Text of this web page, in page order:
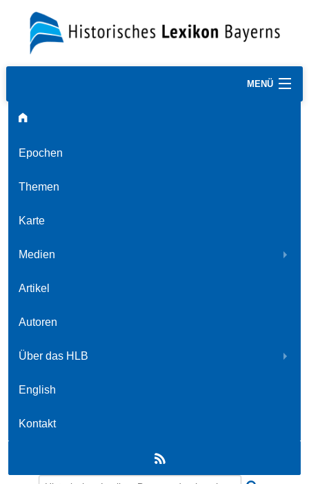
MENÜ
Epochen
Themen
Karte
Medien
Artikel
Autoren
Über das HLB
English
Kontakt